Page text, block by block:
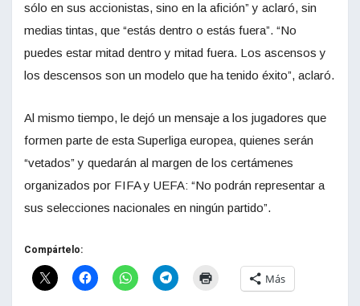
sólo en sus accionistas, sino en la afición” y aclaró, sin
medias tintas, que “estás dentro o estás fuera”. “No
puedes estar mitad dentro y mitad fuera. Los ascensos y
los descensos son un modelo que ha tenido éxito”, aclaró.
Al mismo tiempo, le dejó un mensaje a los jugadores que
formen parte de esta Superliga europea, quienes serán
“vetados” y quedarán al margen de los certámenes
organizados por FIFA y UEFA: “No podrán representar a
sus selecciones nacionales en ningún partido”.
Compártelo:
Más